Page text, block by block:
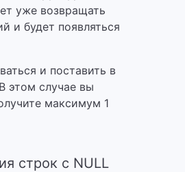
уже возвращать
и будет появляться
и поставить в
этом случае вы
максимум 1
строк с NULL